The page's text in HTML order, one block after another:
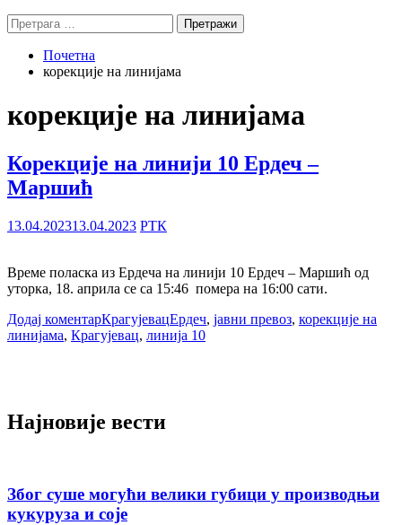
Претрага
за:
Почетна
корекције на линијама
корекције на линијама
Корекције на линији 10 Ердеч –
Маршић
13.04.202313.04.2023 РТК
Време поласка из Ердеча на линији 10 Ердеч – Маршић од
уторка, 18. априла се са 15:46 помера на 16:00 сати.
Додај коментарКрагујевацЕрдеч, јавни превоз, корекције на
линијама, Крагујевац, линија 10
Најновије вести
Због суше могући велики губици у производњи
кукуруза и соје